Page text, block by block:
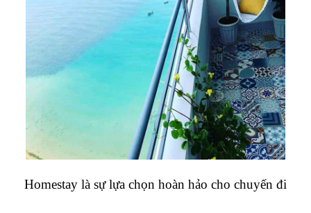
Homestay là sự lựa chọn hoàn hảo cho chuyến đi